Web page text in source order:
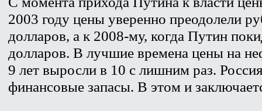
2003 году цены уверенно преодолели
долларов, а к 2008-му, когда Путин
долларов. В лучшие времена цены на
9 лет выросли в 10 с лишним раз.
финансовые запасы. В этом и